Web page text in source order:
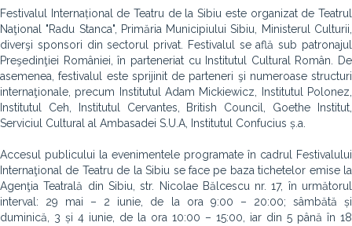
Festivalul Internațional de Teatru de la Sibiu este organizat de Teatrul
Naţional "Radu Stanca", Primăria Municipiului Sibiu, Ministerul Culturii,
diverşi sponsori din sectorul privat. Festivalul se află sub patronajul
Preşedinţiei României, în parteneriat cu Institutul Cultural Român. De
asemenea, festivalul este sprijinit de parteneri şi numeroase structuri
internaţionale, precum Institutul Adam Mickiewicz, Institutul Polonez,
Institutul Ceh, Institutul Cervantes, British Council, Goethe Institut,
Serviciul Cultural al Ambasadei S.U.A, Institutul Confucius ș.a.
Accesul publicului la evenimentele programate în cadrul Festivalului
Internaţional de Teatru de la Sibiu se face pe baza tichetelor emise la
Agenţia Teatrală din Sibiu, str. Nicolae Bălcescu nr. 17, în următorul
interval: 29 mai – 2 iunie, de la ora 9:00 – 20:00; sâmbătă și
duminică, 3 și 4 iunie, de la ora 10:00 – 15:00, iar din 5 până în 18